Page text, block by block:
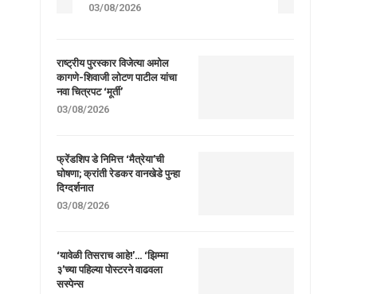
03/08/2026
राष्ट्रीय पुरस्कार विजेत्या अमोल
कागणे-शिवाजी लोटण पाटील यांचा
नवा चित्रपट ‘मूर्ती’
03/08/2026
फ्रेंडशिप डे निमित्त ‘मैत्रेया’ची
घोषणा; क्रांती रेडकर वानखेडे पुन्हा
दिग्दर्शनात
03/08/2026
‘यावेळी तिसराच आहे!’… ‘झिम्मा
३’च्या पहिल्या पोस्टरने वाढवला
सस्पेन्स